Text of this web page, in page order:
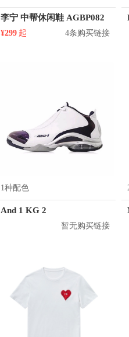
李宁 中帮休闲鞋 AGBP082
¥299 起 4条购买链接
1种配色
And 1 KG 2
暂无购买链接